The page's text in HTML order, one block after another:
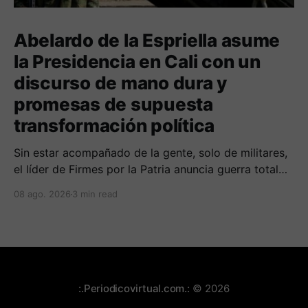
Abelardo de la Espriella asume
la Presidencia en Cali con un
discurso de mano dura y
promesas de supuesta
transformación política
Sin estar acompañado de la gente, solo de militares,
el líder de Firmes por la Patria anuncia guerra total
posiblemente lucha contra la corrupción.
08 ago. 2026 3 min read
:.Periodicovirtual.com.: © 2026